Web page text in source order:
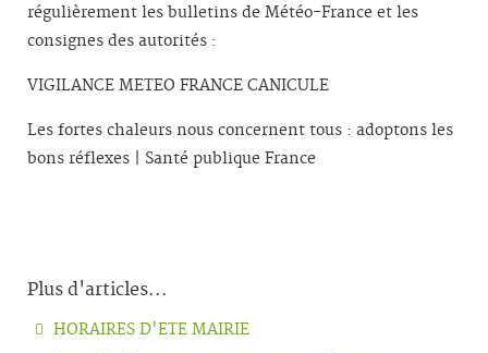
régulièrement les bulletins de Météo-France et les
consignes des autorités :
VIGILANCE METEO FRANCE CANICULE
Les fortes chaleurs nous concernent tous : adoptons les
bons réflexes | Santé publique France
Plus d'articles...
HORAIRES D'ETE MAIRIE